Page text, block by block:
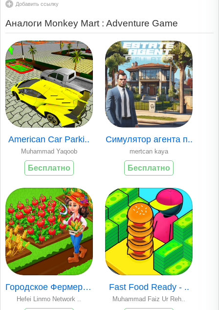
Добавить ссылку
Аналоги Monkey Mart : Adventure Game
American Car Parki..
Muhammad Yaqoob
Бесплатно
Симулятор агента п..
mertcan kaya
Бесплатно
Городское Фермерст..
Hefei Linmo Network ..
Fast Food Ready - ..
Muhammad Faiz Ur Reh..